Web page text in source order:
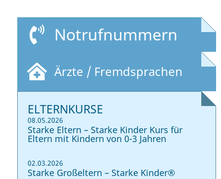
Notrufnummern
Ärzte / Fremdsprachen
ELTERNKURSE
08.05.2026
Starke Eltern – Starke Kinder Kurs für
Eltern mit Kindern von 0-3 Jahren
02.03.2026
Starke Großeltern – Starke Kinder®